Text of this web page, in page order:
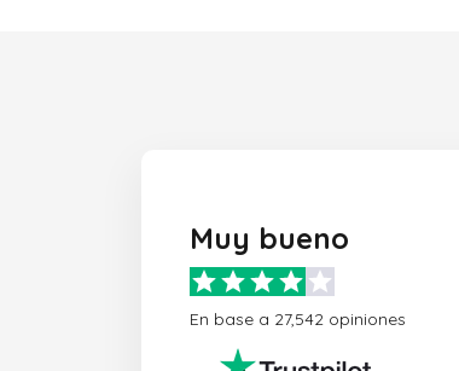
Muy bueno
En base a 27,542 opiniones